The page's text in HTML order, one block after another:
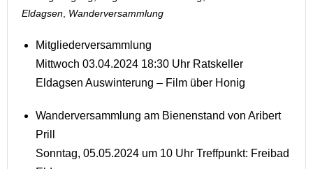
Eldagsen Wanderversammlung
Mitgliederversammlung
Mittwoch 03.04.2024 18:30 Uhr Ratskeller
Eldagsen Auswinterung – Film über Honig
Wanderversammlung am Bienenstand von Aribert
Prill
Sonntag, 05.05.2024 um 10 Uhr Treffpunkt: Freibad